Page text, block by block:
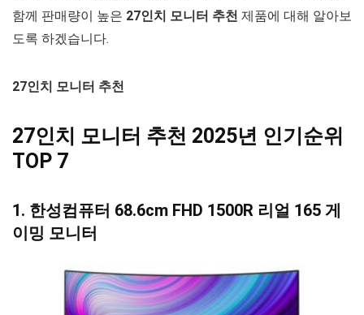
함께 판매량이 높은 27인치 모니터 추천 제품에 대해 알아보
도록 하겠습니다.
27인치 모니터 추천
27인치 모니터 추천 2025년 인기순위
TOP 7
1. 한성컴퓨터 68.6cm FHD 1500R 리얼 165 게
이밍 모니터